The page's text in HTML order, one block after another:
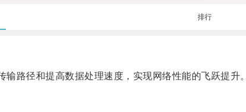
排行
路径和提高数据处理速度，实现网络性能的飞跃提升。